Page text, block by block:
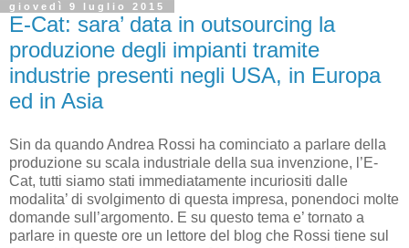
giovedì 9 luglio 2015
E-Cat: sara’ data in outsourcing la
produzione degli impianti tramite
industrie presenti negli USA, in Europa
ed in Asia
Sin da quando Andrea Rossi ha cominciato a parlare della
produzione su scala industriale della sua invenzione, l’E-
Cat, tutti siamo stati immediatamente incuriositi dalle
modalita’ di svolgimento di questa impresa, ponendoci molte
domande sull’argomento. E su questo tema e’ tornato a
parlare in queste ore un lettore del blog che Rossi tiene sul